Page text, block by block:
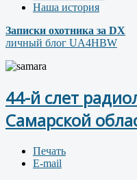
Наша история
Записки охотника за DX
личный блог UA4HBW
44-й слет
Самарской
Печать
E-mail